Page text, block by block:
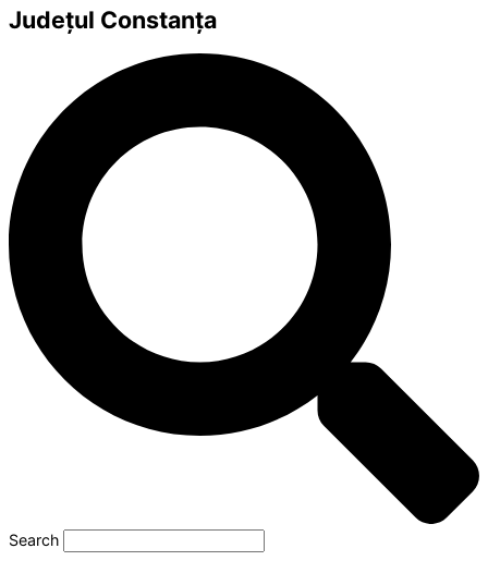
Județul Constanța
Search